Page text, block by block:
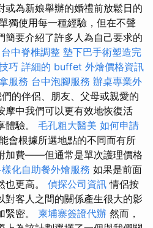
或為新娘舉辦的婚禮前放鬆日的
獨使用每一種經驗，但在不聲
簡要介紹了許多人為自己要求的
台中脊椎調整 墊下巴手術塑造完
巧 詳細的 buffet 外燴價格資訊
服務 台中泡腳服務 辦桌專業外
的伴侶、朋友、父母或親愛的
摩中我們可以更有效地恢復活
體驗。 毛孔粗大醫美 如何申請
會根據所選地點的不同而有所
費——但通常是單次護理價格
樣化自助餐外燴服務 如果是前面
也更高。 偵探公司資訊 情侶按
對客人之間的關係產生很大的影
緊密。 柬埔寨簽證代辦 然而，